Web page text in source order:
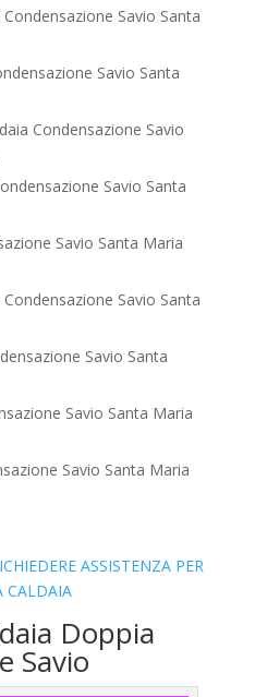
Condensazione Savio Santa
Savio Santa
Condensazione Savio
Savio Santa
Savio Santa Maria
Condensazione Savio Santa
Savio Santa
Savio Santa Maria
Savio Santa Maria
ASSISTENZA PER
CALDAIA
Doppia
Savio